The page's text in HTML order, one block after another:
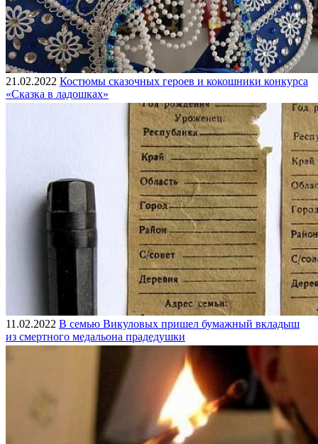
21.02.2022 Костюмы сказочных героев и кокошники конкурса
«Сказка в ладошках»
11.02.2022 В семью Викуловых пришел бумажный вкладыш
из смертного медальона прадедушки